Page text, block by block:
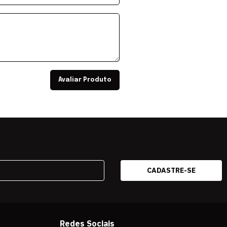
Avaliar Produto
Redes Sociais